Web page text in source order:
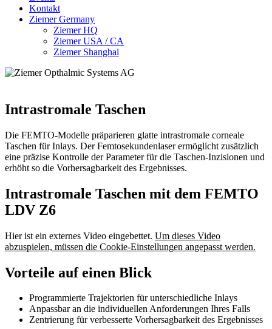
Kontakt
Ziemer Germany
Ziemer HQ
Ziemer USA / CA
Ziemer Shanghai
Intrastromale Taschen
Die FEMTO-Modelle präparieren glatte intrastromale corneale
Taschen für Inlays. Der Femtosekundenlaser ermöglicht zusätzlich
eine präzise Kontrolle der Parameter für die Taschen-Inzisionen und
erhöht so die Vorhersagbarkeit des Ergebnisses.
Intrastromale Taschen mit dem FEMTO
LDV Z6
Hier ist ein externes Video eingebettet. Um dieses Video
abzuspielen, müssen die Cookie-Einstellungen angepasst werden.
Vorteile auf einen Blick
Programmierte Trajektorien für unterschiedliche Inlays
Anpassbar an die individuellen Anforderungen Ihres Falls
Zentrierung für verbesserte Vorhersagbarkeit des Ergebnisses